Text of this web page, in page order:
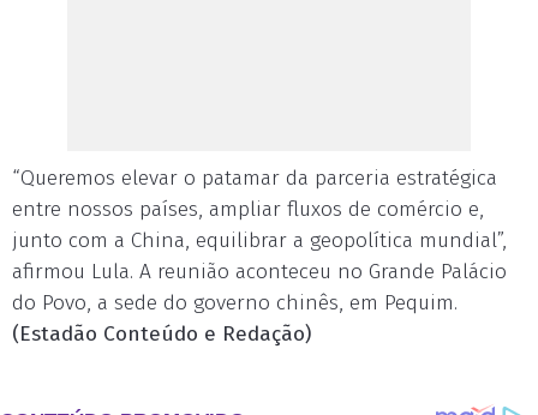
“Queremos elevar o patamar da parceria estratégica
entre nossos países, ampliar fluxos de comércio e,
junto com a China, equilibrar a geopolítica mundial”,
afirmou Lula. A reunião aconteceu no Grande Palácio
do Povo, a sede do governo chinês, em Pequim.
(Estadão Conteúdo e Redação)